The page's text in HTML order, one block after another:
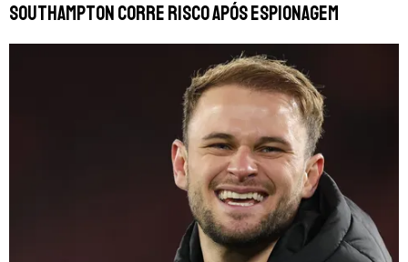
Southampton corre risco após espionagem